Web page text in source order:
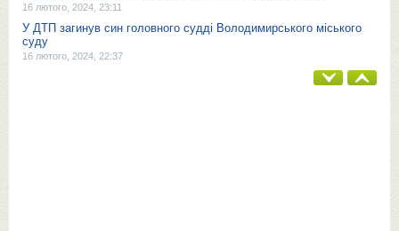
16 лютого, 2024, 23:11
У ДТП загинув син головного судді Володимирського міського
суду
16 лютого, 2024, 22:37